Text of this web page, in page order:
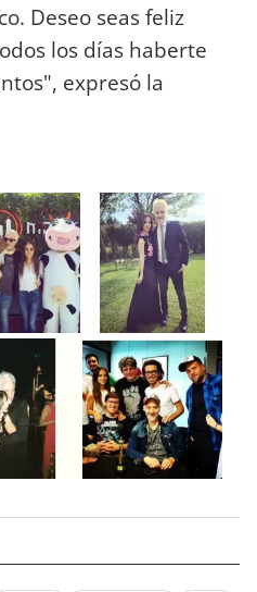
Deseo seas feliz
los días haberte
expresó la